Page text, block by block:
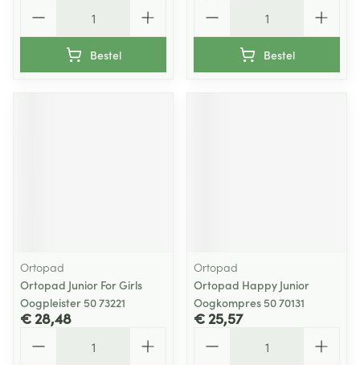
Bestel Bestel
Ortopad
Ortopad Junior For Girls
Oogpleister 50 73221
€ 28,48
Ortopad
Ortopad Happy Junior
Oogkompres 50 70131
€ 25,57